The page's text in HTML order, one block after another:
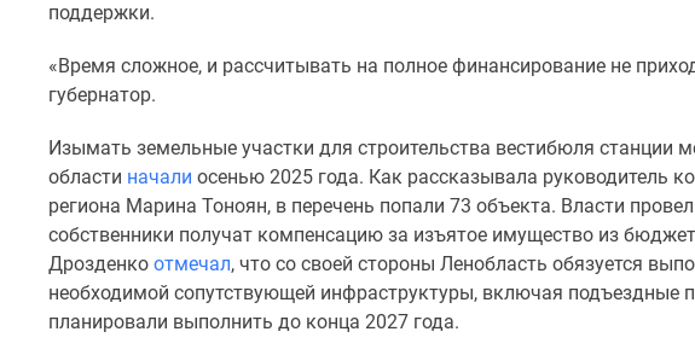
Готовые
комнатные
Военная
Новостройки
Санкт-
Петербурга
поддержки.
«Время сложное, и рассчитывать на полное финансирование не
губернатор.
Изымать земельные участки для строительства вестибюля станции
области начали осенью 2025 года. Как рассказывала руководитель
региона Марина Тоноян, в перечень попали 73 объекта. Власти
собственники получат компенсацию за изъятое имущество из
Дрозденко отмечал, что со своей стороны Ленобласть обязуется
необходимой сопутствующей инфраструктуры, включая подъездные
планировали выполнить до конца 2027 года.